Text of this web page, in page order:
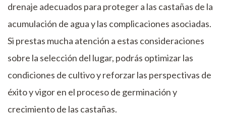
drenaje adecuados para proteger a las castañas de la
acumulación de agua y las complicaciones asociadas.
Si prestas mucha atención a estas consideraciones
sobre la selección del lugar, podrás optimizar las
condiciones de cultivo y reforzar las perspectivas de
éxito y vigor en el proceso de germinación y
crecimiento de las castañas.